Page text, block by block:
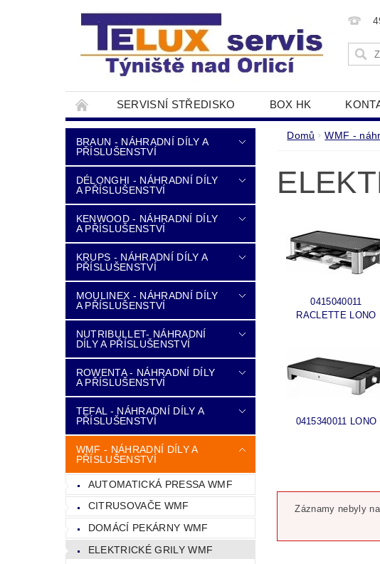
SERVISNÍ STŘEDISKO BOX HK
DOPRAVA A PLATBA NAPIŠTE NÁM
BRAUN - NÁHRADNÍ DÍLY A
PŘÍSLUŠENSTVÍ
DÉLONGHI - NÁHRADNÍ DÍLY
A PŘÍSLUŠENSTVÍ
KENWOOD - NÁHRADNÍ DÍLY
A PŘÍSLUŠENSTVÍ
KRUPS - NÁHRADNÍ DÍLY A
PŘÍSLUŠENSTVÍ
MOULINEX - NÁHRADNÍ DÍLY
A PŘÍSLUŠENSTVÍ
NUTRIBULLET- NÁHRADNÍ
DÍLY A PŘÍSLUŠENSTVÍ
ROWENTA - NÁHRADNÍ DÍLY
A PŘÍSLUŠENSTVÍ
TEFAL - NÁHRADNÍ DÍLY A
PŘÍSLUŠENSTVÍ
WMF - NÁHRADNÍ DÍLY A
PŘÍSLUŠENSTVÍ
AUTOMATICKÁ PRESSA WMF
CITRUSOVAČE WMF
DOMÁCÍ PEKÁRNY WMF
ELEKTRICKÉ GRILY WMF
Domů WMF -
0415040011
RACLETTE LONO
0415340011 LONO
Záznamy nebyly